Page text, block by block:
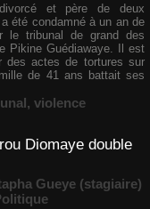
et père de deux
été condamné à un an de
le tribunal de grand des
Pikine Guédiawaye. Il est
des actes de tortures sur
de 41 ans battait ses
, violence
Diomaye double
Gueye (stagiaire)